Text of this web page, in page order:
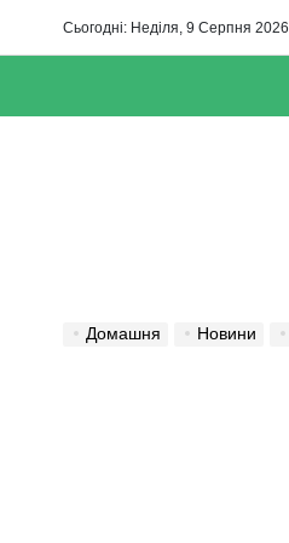
Сьогодні: Неділя, 9 Серпня 2026
Домашня Новини